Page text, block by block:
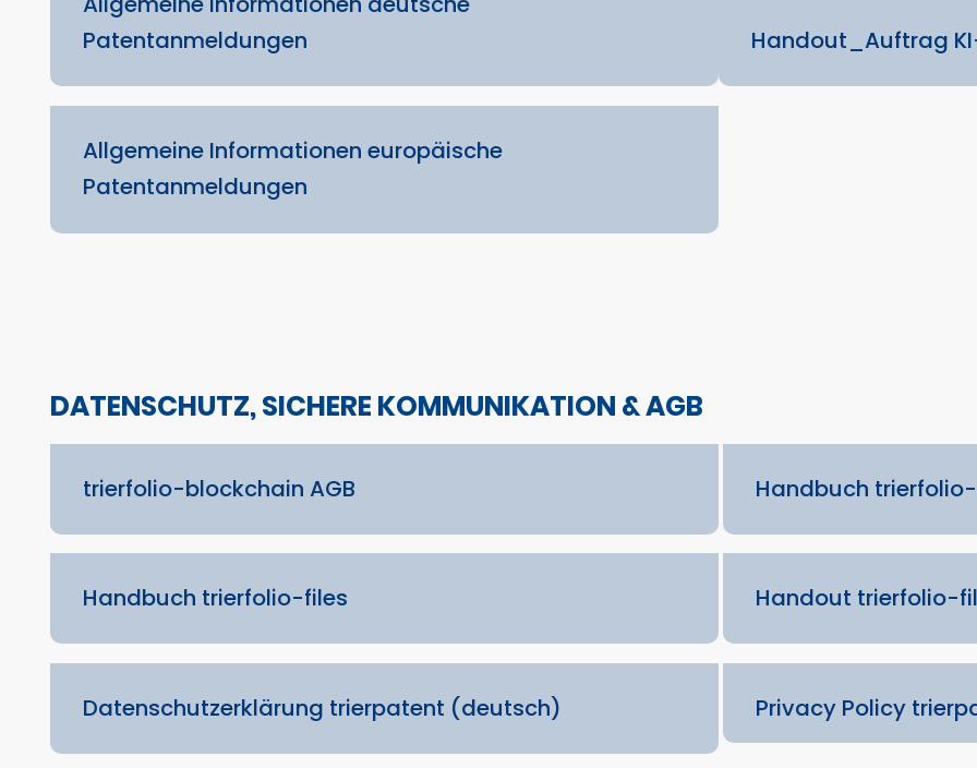
Patentanmeldungen
Handout_Auftrag
Allgemeine Informationen europäische
Patentanmeldungen
DATENSCHUTZ, SICHERE KOMMUNIKATION & AGB
trierfolio-blockchain AGB Handbuch
Handbuch trierfolio-files Handout trierfolio-
Datenschutzerklärung trierpatent (deutsch) Privacy Policy